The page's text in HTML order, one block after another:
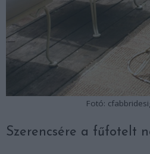
Fotó:
Szerencsére a fűfotelt